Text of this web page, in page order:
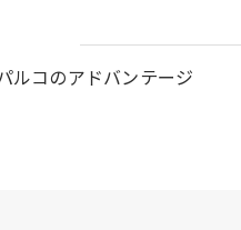
の一日も早い復旧を、心よ
ルコのアドバンテージ